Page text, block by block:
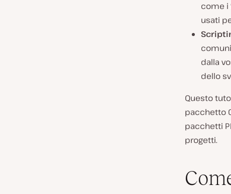
come i
usati
dalla
dello
Questo
pacchetto
pacchetti
progetti.